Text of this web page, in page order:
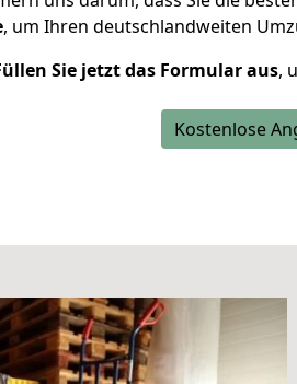
, um Ihren deutschlandweiten
Sie jetzt das Formular aus,
Kostenlose